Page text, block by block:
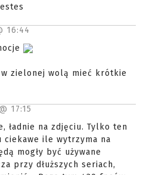
16:44
zielonej wolą mieć krótkie
17:15
ładnie na zdjęciu. Tylko ten
ile wytrzyma na
mogły być używane
przy dłuższych seriach,